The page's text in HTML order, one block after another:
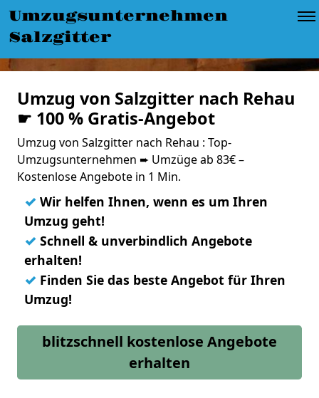
Umzugsunternehmen
Salzgitter
Umzug von Salzgitter nach Rehau
☛ 100 % Gratis-Angebot
Umzug von Salzgitter nach Rehau : Top-
Umzugsunternehmen ➨ Umzüge ab 83€ –
Kostenlose Angebote in 1 Min.
✓ Wir helfen Ihnen, wenn es um Ihren
Umzug geht!
✓ Schnell & unverbindlich Angebote
erhalten!
✓ Finden Sie das beste Angebot für Ihren
Umzug!
blitzschnell kostenlose Angebote
erhalten